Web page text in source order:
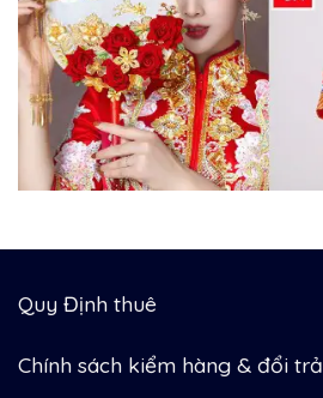
Quy Định thuê
Chính sách kiểm hàng & đổi trả